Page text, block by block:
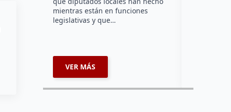
mientras están en funciones
legislativas y que…
VER MÁS